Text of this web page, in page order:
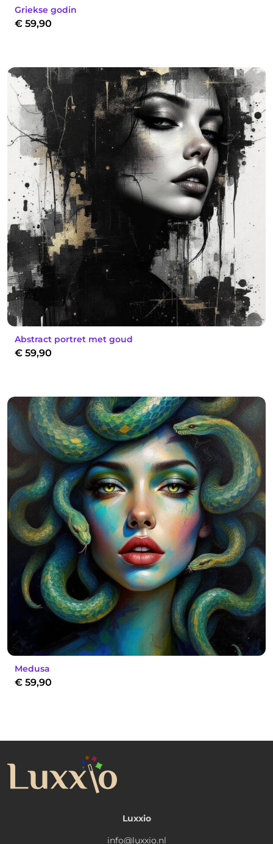
Griekse godin
€ 59,90
Abstract portret met goud
€ 59,90
Medusa
€ 59,90
Luxxio
info@luxxio.nl